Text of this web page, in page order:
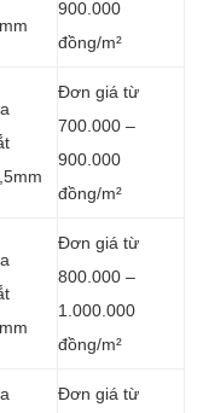
900.000
đồng/m²
Đơn giá từ
700.000 –
900.000
đồng/m²
Đơn giá từ
800.000 –
1.000.000
đồng/m²
Đơn giá từ